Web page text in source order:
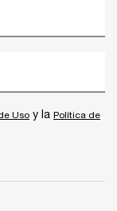
Uso y la Política de